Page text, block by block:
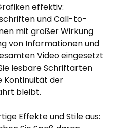
effektiv:
und Call-to-
mit großer Wirkung
von Informationen und
Video eingesetzt
lesbare Schriftarten
Kontinuität der
bleibt.
Effekte und Stile aus: